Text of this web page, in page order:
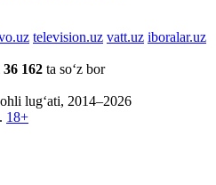
television.uz vatt.uz iboralar.uz
36 162 ta so‘z bor
lug‘ati, 2014–2026
18+